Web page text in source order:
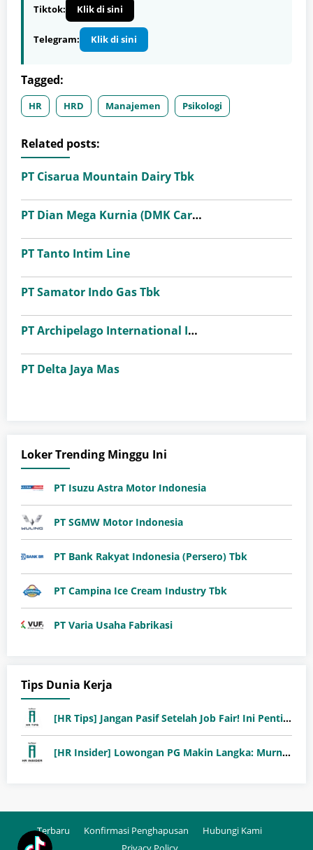
Tiktok: Klik di sini
Telegram: Klik di sini
Tagged:
HR HRD Manajemen Psikologi
Related posts:
PT Cisarua Mountain Dairy Tbk
PT Dian Mega Kurnia (DMK Cargo)
PT Tanto Intim Line
PT Samator Indo Gas Tbk
PT Archipelago International Indonesia (favehotels)
PT Delta Jaya Mas
Loker Trending Minggu Ini
PT Isuzu Astra Motor Indonesia
PT SGMW Motor Indonesia
PT Bank Rakyat Indonesia (Persero) Tbk
PT Campina Ice Cream Industry Tbk
PT Varia Usaha Fabrikasi
Tips Dunia Kerja
[HR Tips] Jangan Pasif Setelah Job Fair! Ini Pentingnya Follow-Up Setelah Job Fair
[HR Insider] Lowongan PG Makin Langka: Murni Seleksi atau Jalur Orang Dalam?
Terbaru Konfirmasi Penghapusan
Hubungi Kami